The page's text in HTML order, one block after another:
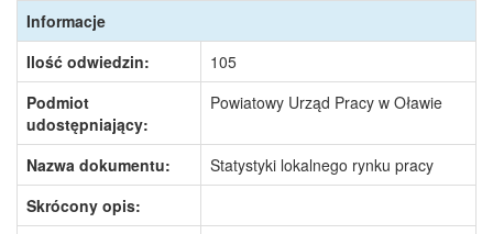
Informacje
Ilość odwiedzin:
105
Podmiot
udostępniający:
Powiatowy Urząd Pracy w Oławie
Nazwa dokumentu:
Statystyki lokalnego rynku pracy
Skrócony opis: